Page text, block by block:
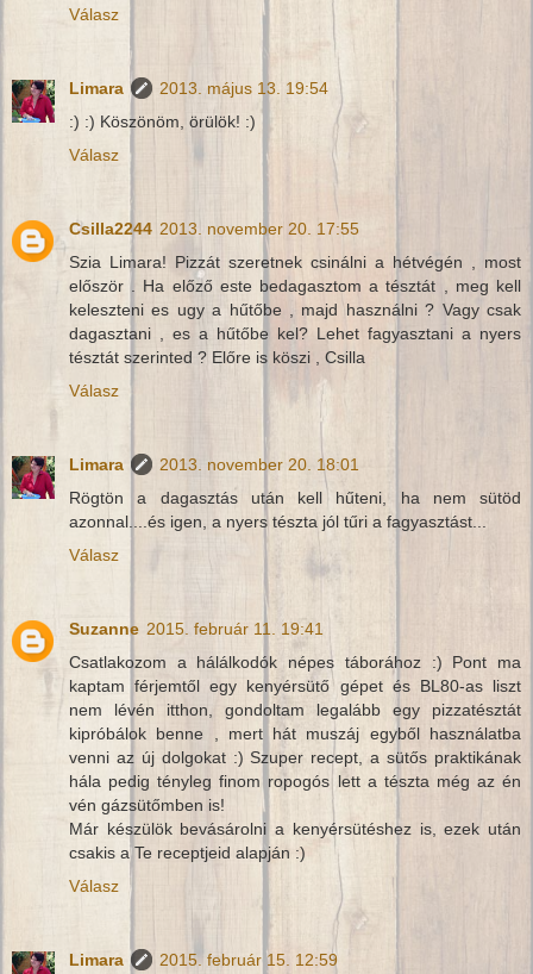
Válasz
Limara
2013. május 13. 19:54
:) :) Köszönöm, örülök! :)
Válasz
Csilla2244 2013. november 20. 17:55
Szia Limara! Pizzát szeretnek csinálni a hétvégén , most
először . Ha előző este bedagasztom a tésztát , meg kell
keleszteni es ugy a hűtőbe , majd használni ? Vagy csak
dagasztani , es a hűtőbe kel? Lehet fagyasztani a nyers
tésztát szerinted ? Előre is köszi , Csilla
Válasz
Limara
2013. november 20. 18:01
Rögtön a dagasztás után kell hűteni, ha nem sütöd
azonnal....és igen, a nyers tészta jól tűri a fagyasztást...
Válasz
Suzanne 2015. február 11. 19:41
Csatlakozom a hálálkodók népes táborához :) Pont ma
kaptam férjemtől egy kenyérsütő gépet és BL80-as liszt
nem lévén itthon, gondoltam legalább egy pizzatésztát
kipróbálok benne , mert hát muszáj egyből használatba
venni az új dolgokat :) Szuper recept, a sütős praktikának
hála pedig tényleg finom ropogós lett a tészta még az én
vén gázsütőmben is!
Már készülök bevásárolni a kenyérsütéshez is, ezek után
csakis a Te receptjeid alapján :)
Válasz
Limara
2015. február 15. 12:59